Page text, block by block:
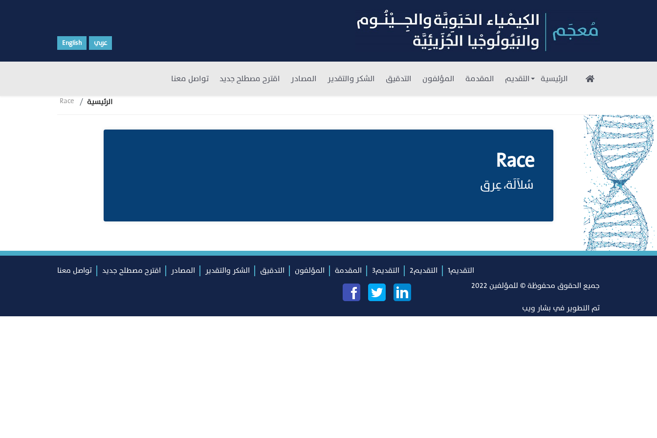
English عربي
التقديم المقدمة المؤلفون التدقيق الشكر والتقدير المصادر اقترح مصطلح جديد تواصل معنا
Race الرئيسية
Race
سُلاَلَة، عِرق
التقديم1 التقديم2 التقديم3 المقدمة المؤلفون التدقيق الشكر والتقدير المصادر اقترح مصطلح جديد
تواصل معنا
جميع الحقوق محفوظة © للمؤلفين 2022
تم التطوير في بشار ويب